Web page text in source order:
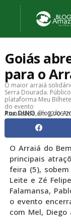
Goiás
para o
O maior arraiá
Serra Dourada.
plataforma Meu
do evento
PorDINO , Blog do
Atualizado em 02/06/
O Arraiá do
principais
feira (5),
Leite e Zé
Falamansa,
o evento
com Mel, Diego